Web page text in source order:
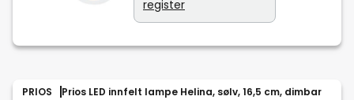
register
PRIOS Prios LED innfelt lampe Helina, sølv, 16,5 cm, dimbar